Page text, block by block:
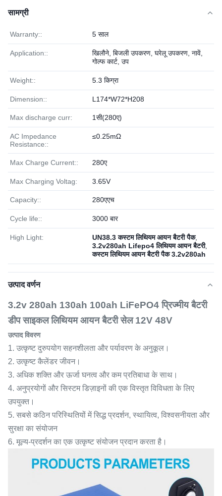
सामग्री
Warranty:: 5 साल
Application::
खिलौने, बिजली उपकरण, घरेलू उपकरण, नावें,
गोल्फ कार्ट, उप
Weight:: 5.3 किग्रा
Dimension:: L174*W72*H208
Max discharge curr: 1सी(280ए)
AC Impedance
Resistance::
≤0.25mΩ
Max Charge Current:: 280ए
Max Charging Voltag: 3.65V
Capacity:: 280एएच
Cycle life:: 3000 बार
High Light: UN38.3 कस्टम लिथियम आयन बैटरी पैक,
3.2v280ah Lifepo4 लिथियम आयन बैटरी,
कस्टम लिथियम आयन बैटरी पैक 3.2v280ah
उत्पाद वर्णन
3.2v 280ah 130ah 100ah LiFePO4 प्रिज्मीय बैटरी
डीप साइकल लिथियम आयन बैटरी सेल 12V 48V
उत्पाद विवरण
1. उत्कृष्ट दुरुपयोग सहनशीलता और पर्यावरण के अनुकूल।
2. उत्कृष्ट कैलेंडर जीवन।
3. अधिक शक्ति और ऊर्जा घनत्व और कम प्रतिबाधा के साथ।
4. अनुप्रयोगों और सिस्टम डिज़ाइनों की एक विस्तृत विविधता के लिए
उपयुक्त।
5. सबसे कठिन परिस्थितियों में सिद्ध प्रदर्शन, स्थायित्व, विश्वसनीयता और
सुरक्षा का संयोजन
6. मूल्य-प्रदर्शन का एक उत्कृष्ट संयोजन प्रदान करता है।​